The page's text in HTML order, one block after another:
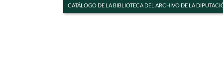
CATÁLOGO DE LA BIBLIOTECA DEL ARCHIVO DE LA